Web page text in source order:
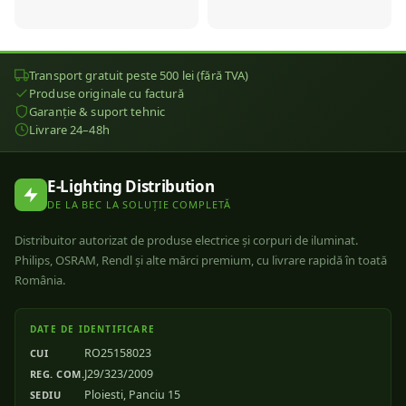
Transport gratuit peste 500 lei (fără TVA)
Produse originale cu factură
Garanție & suport tehnic
Livrare 24–48h
E-Lighting Distribution
DE LA BEC LA SOLUȚIE COMPLETĂ
Distribuitor autorizat de produse electrice și corpuri de iluminat.
Philips, OSRAM, Rendl și alte mărci premium, cu livrare rapidă în toată
România.
DATE DE IDENTIFICARE
CUI RO25158023
REG. COM.J29/323/2009
SEDIU Ploiesti, Panciu 15